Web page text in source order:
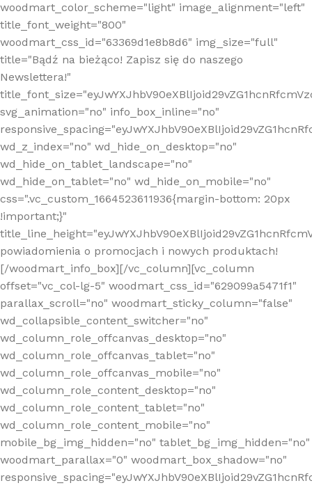
woodmart_color_scheme="light" image_alignment="left"
title_font_weight="800"
woodmart_css_id="63369d1e8b8d6" img_size="full"
title="Bądź na bieżąco! Zapisz się do naszego
Newslettera!"
svg_animation="no" info_box_inline="no"
wd_z_index="no" wd_hide_on_desktop="no"
wd_hide_on_tablet_landscape="no"
wd_hide_on_tablet="no" wd_hide_on_mobile="no"
css=".vc_custom_1664523611936{margin-bottom: 20px
!important;}"
powiadomienia o promocjach i nowych produktach!
[/woodmart_info_box][/vc_column][vc_column
offset="vc_col-lg-5" woodmart_css_id="629099a5471f1"
parallax_scroll="no" woodmart_sticky_column="false"
wd_collapsible_content_switcher="no"
wd_column_role_offcanvas_desktop="no"
wd_column_role_offcanvas_tablet="no"
wd_column_role_offcanvas_mobile="no"
wd_column_role_content_desktop="no"
wd_column_role_content_tablet="no"
wd_column_role_content_mobile="no"
mobile_bg_img_hidden="no" tablet_bg_img_hidden="no"
woodmart_parallax="0" woodmart_box_shadow="no"